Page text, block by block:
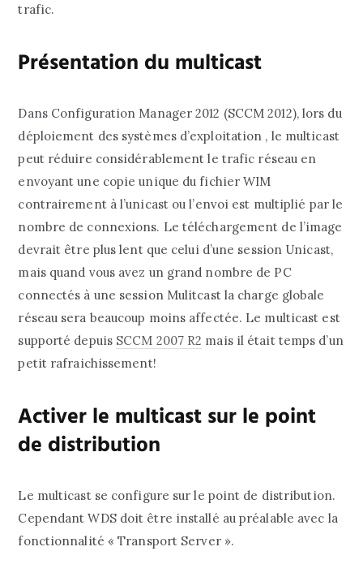
trafic.
Présentation du multicast
Dans Configuration Manager 2012 (SCCM 2012), lors du
déploiement des systèmes d’exploitation , le multicast
peut réduire considérablement le trafic réseau en
envoyant une copie unique du fichier WIM
contrairement à l’unicast ou l’envoi est multiplié par le
nombre de connexions. Le téléchargement de l’image
devrait être plus lent que celui d’une session Unicast,
mais quand vous avez un grand nombre de PC
connectés à une session Mulitcast la charge globale
réseau sera beaucoup moins affectée. Le multicast est
supporté depuis SCCM 2007 R2 mais il était temps d’un
petit rafraichissement!
Activer le multicast sur le point
de distribution
Le multicast se configure sur le point de distribution.
Cependant WDS doit être installé au préalable avec la
fonctionnalité « Transport Server ».